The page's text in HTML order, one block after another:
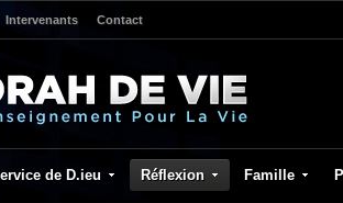
Intervenants Contact
de D.ieu Réflexion Famille